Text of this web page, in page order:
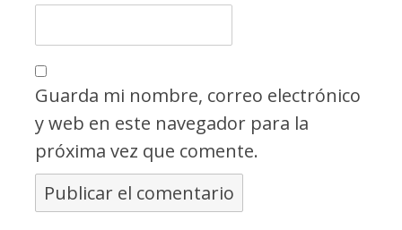
Guarda mi nombre, correo electrónico
y web en este navegador para la
próxima vez que comente.